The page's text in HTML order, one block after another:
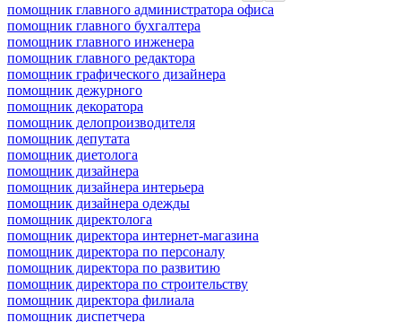
помощник главного администратора офиса
помощник главного бухгалтера
помощник главного инженера
помощник главного редактора
помощник графического дизайнера
помощник дежурного
помощник декоратора
помощник делопроизводителя
помощник депутата
помощник диетолога
помощник дизайнера
помощник дизайнера интерьера
помощник дизайнера одежды
помощник директолога
помощник директора интернет-магазина
помощник директора по персоналу
помощник директора по развитию
помощник директора по строительству
помощник директора филиала
помощник диспетчера